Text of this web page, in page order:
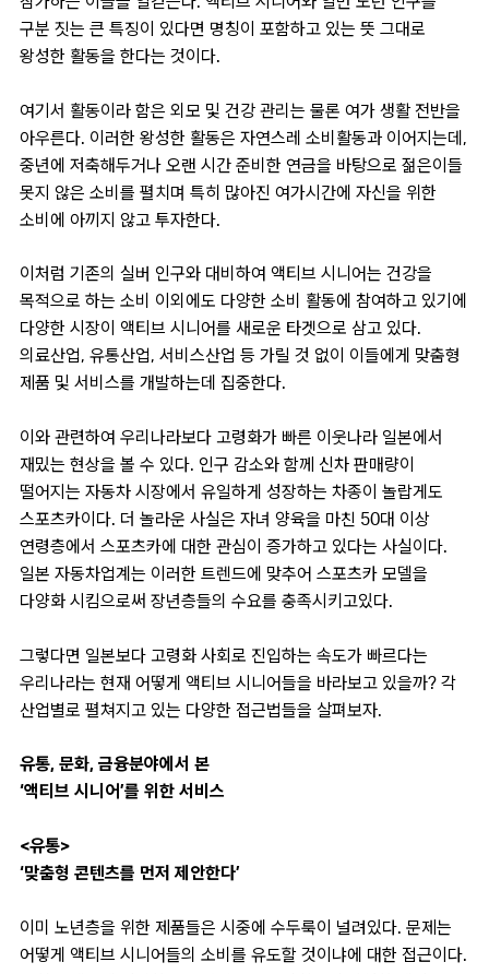
구분 짓는 큰 특징이 있다면 명칭이 포함하고 있는 뜻 그대로
왕성한 활동을 한다는 것이다.
여기서 활동이라 함은 외모 및 건강 관리는 물론 여가 생활 전반을
아우른다. 이러한 왕성한 활동은 자연스레 소비활동과 이어지는데,
중년에 저축해두거나 오랜 시간 준비한 연금을 바탕으로 젊은이들
못지 않은 소비를 펼치며 특히 많아진 여가시간에 자신을 위한
소비에 아끼지 않고 투자한다.
이처럼 기존의 실버 인구와 대비하여 액티브 시니어는 건강을
목적으로 하는 소비 이외에도 다양한 소비 활동에 참여하고 있기에
다양한 시장이 액티브 시니어를 새로운 타겟으로 삼고 있다.
의료산업, 유통산업, 서비스산업 등 가릴 것 없이 이들에게 맞춤형
제품 및 서비스를 개발하는데 집중한다.
이와 관련하여 우리나라보다 고령화가 빠른 이웃나라 일본에서
재밌는 현상을 볼 수 있다. 인구 감소와 함께 신차 판매량이
떨어지는 자동차 시장에서 유일하게 성장하는 차종이 놀랍게도
스포츠카이다. 더 놀라운 사실은 자녀 양육을 마친 50대 이상
연령층에서 스포츠카에 대한 관심이 증가하고 있다는 사실이다.
일본 자동차업계는 이러한 트렌드에 맞추어 스포츠카 모델을
다양화 시킴으로써 장년층들의 수요를 충족시키고있다.
그렇다면 일본보다 고령화 사회로 진입하는 속도가 빠르다는
우리나라는 현재 어떻게 액티브 시니어들을 바라보고 있을까? 각
산업별로 펼쳐지고 있는 다양한 접근법들을 살펴보자.
유통, 문화, 금융분야에서 본
‘액티브 시니어’를 위한 서비스
<유통>
‘맞춤형 콘텐츠를 먼저 제안한다’
이미 노년층을 위한 제품들은 시중에 수두룩이 널려있다. 문제는
어떻게 액티브 시니어들의 소비를 유도할 것이냐에 대한 접근이다.